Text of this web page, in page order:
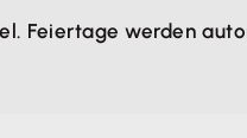
Feiertage werden